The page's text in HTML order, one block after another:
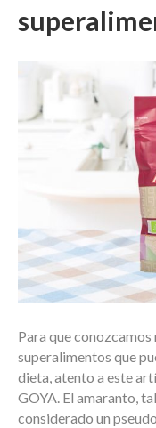
Para que
superalimentos que
dieta, atento a este
GOYA. El amaranto,
considerado un